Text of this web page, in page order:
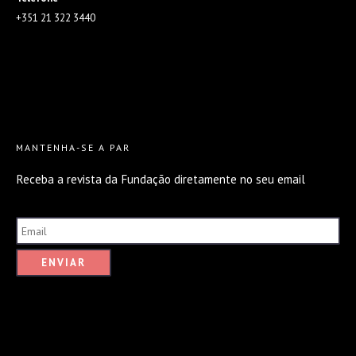
+351 21 322 3440
MANTENHA-SE A PAR
Receba a revista da Fundação diretamente no seu email